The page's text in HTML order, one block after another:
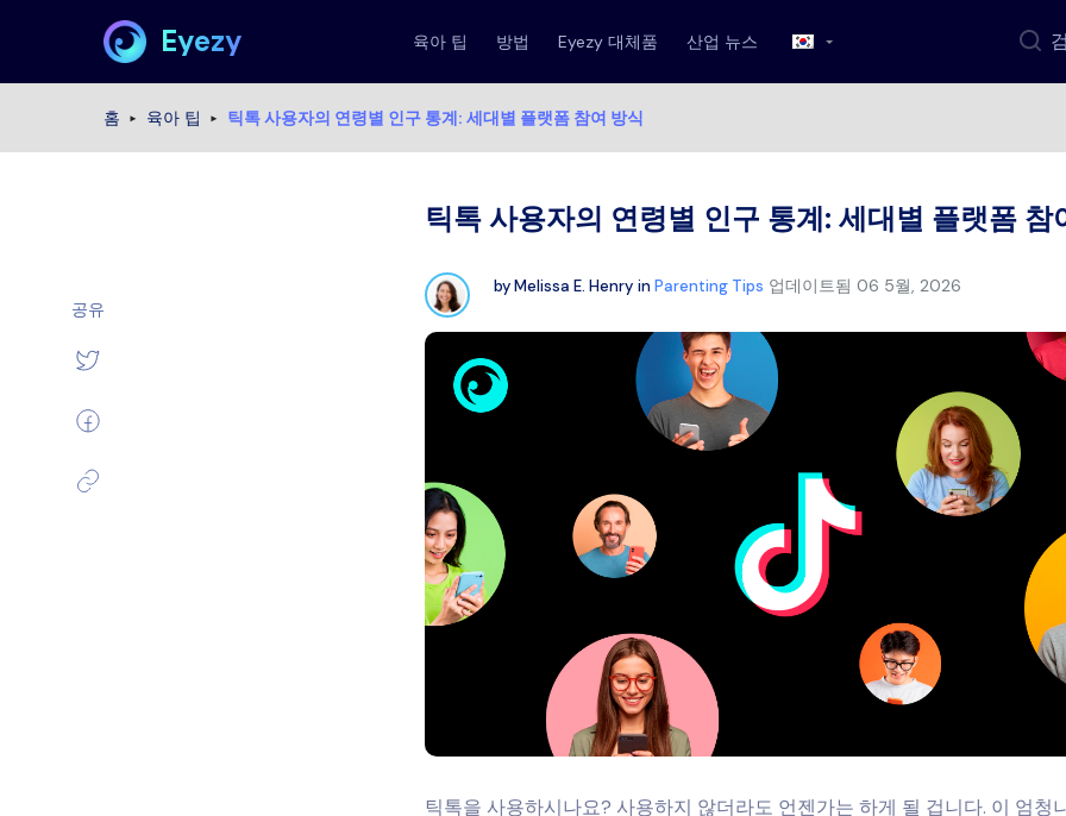
Eyezy 육아 팁 방법 Eyezy 대체품 산업 뉴스
홈 육아 팁 틱톡 사용자의 연령별 인구 통계: 세대별 플랫폼 참여 방식
틱톡 사용자의 연령별 인구 통계: 세대별 플랫폼 참
byMelissa E. Henry in Parenting Tips 업데이트됨 06 5월, 2026
틱톡을 사용하시나요? 사용하지 않더라도 언젠가는 하게 될 겁니다. 이 엄청
공유